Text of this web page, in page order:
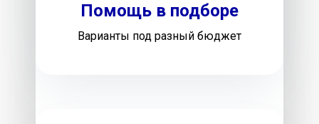
Помощь в подборе
Варианты под разный бюджет